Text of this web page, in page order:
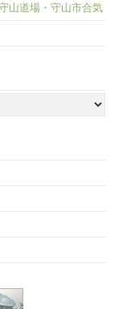
山道場・守山市合気